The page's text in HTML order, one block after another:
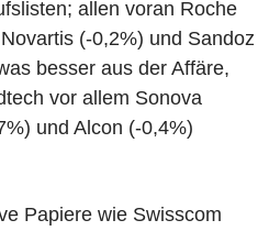
allen voran Roche
(-0,2%) und Sandoz
besser aus der Affäre,
vor allem Sonova
und Alcon (-0,4%)
Papiere wie Swisscom